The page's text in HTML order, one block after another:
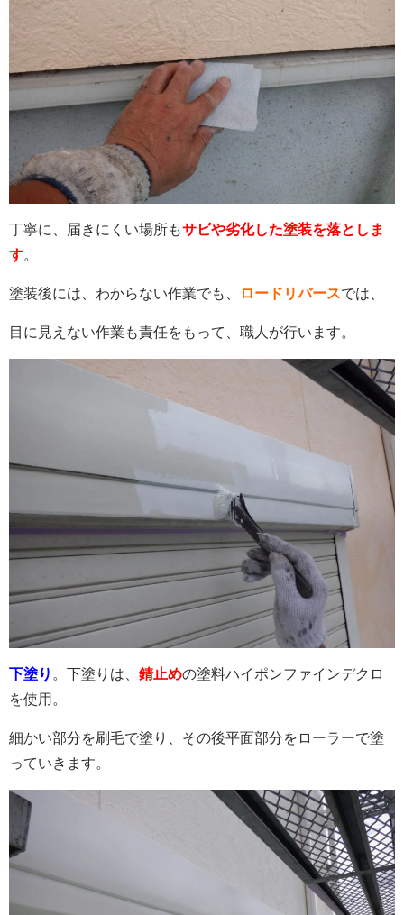
丁寧に、届きにくい場所もサビや劣化した塗装を落としま
す。
塗装後には、わからない作業でも、 ロードリバースでは、
目に見えない作業も責任をもって、職人が行います。
下塗り 。下塗りは、 錆止めの塗料ハイポンファインデクロ
を使用。
細かい部分を刷毛で塗り、その後平面部分をローラーで塗
っていきます。